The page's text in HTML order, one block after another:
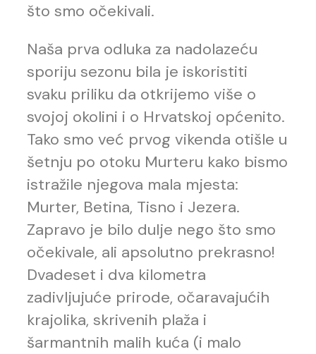
što smo očekivali.
Naša prva odluka za nadolazeću
sporiju sezonu bila je iskoristiti
svaku priliku da otkrijemo više o
svojoj okolini i o Hrvatskoj općenito.
Tako smo već prvog vikenda otišle u
šetnju po otoku Murteru kako bismo
istražile njegova mala mjesta:
Murter, Betina, Tisno i Jezera.
Zapravo je bilo dulje nego što smo
očekivale, ali apsolutno prekrasno!
Dvadeset i dva kilometra
zadivljujuće prirode, očaravajućih
krajolika, skrivenih plaža i
šarmantnih malih kuća (i malo